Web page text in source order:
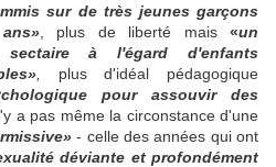
sur de très jeunes garçons
, plus de liberté mais «un
sectaire à l'égard d'enfants
,
plus d'idéal pédagogique
pour assouvir des
a pas même la circonstance d'une
- celle des années qui ont
déviante et profondément